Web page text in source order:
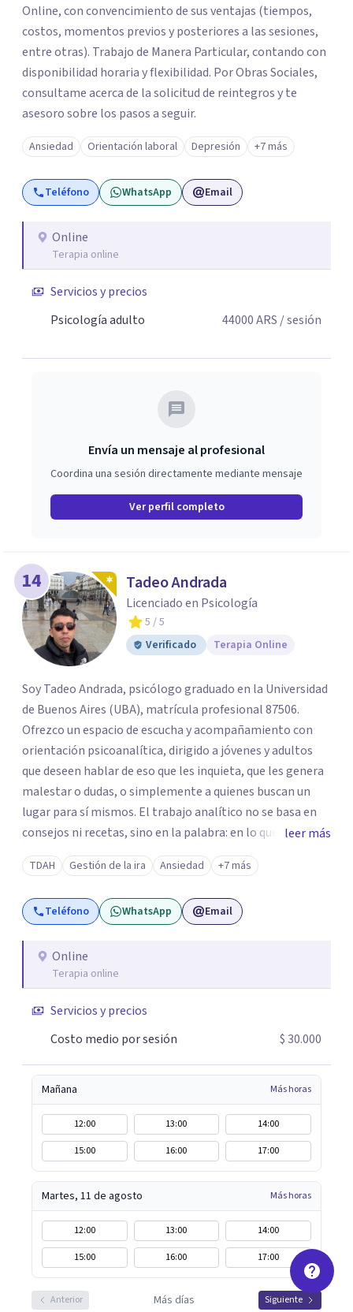
Online, con convencimiento de sus ventajas (tiempos,
costos, momentos previos y posteriores a las sesiones,
entre otras). Trabajo de Manera Particular, contando con
disponibilidad horaria y flexibilidad. Por Obras Sociales,
consultame acerca de la solicitud de reintegros y te
asesoro sobre los pasos a seguir.
Ansiedad Orientación laboral Depresión +7 más
Teléfono WhatsApp Email
Online
Terapia online
Servicios y precios
Psicología adulto
44000ARS / sesión
Envía un mensaje al profesional
Coordina una sesión directamente mediante mensaje
Ver perfil completo
14 Tadeo Andrada
Licenciado en Psicología
5 / 5
Verificado
Terapia Online
Soy Tadeo Andrada, psicólogo graduado en la Universidad
de Buenos Aires (UBA), matrícula profesional 87506.
Ofrezco un espacio de escucha y acompañamiento con
orientación psicoanalítica, dirigido a jóvenes y adultos
que deseen hablar de eso que les inquieta, que les genera
malestar o dudas, o simplemente a quienes buscan un
lugar para sí mismos. El trabajo analítico no se basa en
consejos ni recetas, sino en la palabra: en lo que cada
quien puede decir de su historia, de su deseo, de su
malestar... En el encuentro con un analista se abre la
posibilidad de pensar de otro modo eso que hasta ahora
parecía sin salida.
leer más
TDAH Gestión de la ira Ansiedad +7 más
Teléfono WhatsApp Email
Online
Terapia online
Servicios y precios
Costo medio por sesión
$ 30.000
Mañana Más horas
12:00 13:00
14:00
15:00
16:00 17:00
Martes, 11 de agosto Más horas
12:00 13:00
14:00
15:00
16:00 17:00
Anterior Más días Siguiente